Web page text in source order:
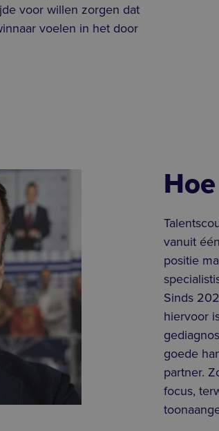
voor willen zorgen dat
voelen in het door
vanuit
positie
Sinds
hiervoor
goede
partner.
focus,